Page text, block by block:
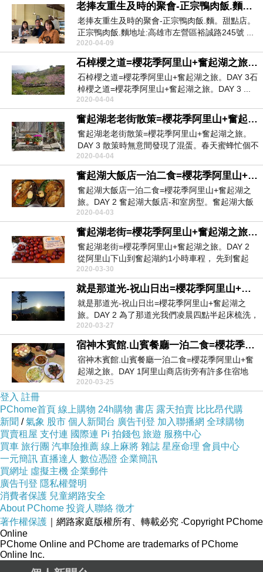
老捧友重生及時的聚會-正宗鴨肉飯.麵。甜點店。
老捧友重生及時的聚會-正宗鴨肉飯.麵。甜點店。
正宗鴨肉飯.麵地址:高雄市左營區裕誠路245號 ...
2020-04-09
石棹櫻之道=櫻花季阿里山+奮起湖之旅。DAY 3
石棹櫻之道=櫻花季阿里山+奮起湖之旅。DAY 3石
棹櫻之道=櫻花季阿里山+奮起湖之旅。DAY 3 ...
2020-04-04
奮起湖老老街散策=櫻花季阿里山+奮起湖之旅。DAY 3
奮起湖老老街散策=櫻花季阿里山+奮起湖之旅。
DAY 3 散策時無意間發現了混蛋。春天蜜蜂忙個不
停。...
2020-04-04
奮起湖大飯店一泊二食=櫻花季阿里山+奮起湖之旅。DAY 2
奮起湖大飯店一泊二食=櫻花季阿里山+奮起湖之
旅。DAY 2 奮起湖大飯店-和室房型。奮起湖大飯
店和...
2020-04-03
奮起湖老街=櫻花季阿里山+奮起湖之旅。DAY 2
奮起湖老街=櫻花季阿里山+奮起湖之旅。DAY 2
從阿里山下山到奮起湖約1小時車程， 先到奮起
湖...
2020-03-30
就是那道光-祝山日出=櫻花季阿里山+奮起湖之旅。DAY 2
就是那道光-祝山日出=櫻花季阿里山+奮起湖之
旅。DAY 2 為了那道光我們凌晨四點半起床梳洗，
...
2020-03-27
宿神木賓館.山賓餐廳一泊二食=櫻花季阿里山+奮起湖之旅。DAY 1
宿神木賓館.山賓餐廳一泊二食=櫻花季阿里山+奮
起湖之旅。DAY 1阿里山商店街旁有許多住宿地
點。今日...
2020-03-25
登入 註冊
PChome首頁 線上購物 24h購物 書店 露天拍賣 比比昂代購
新聞 /氣象 股市 個人新聞台 廣告刊登 加入聯播網 全球購物
買賣租屋 支付連 國際連 Pi 拍錢包 旅遊 服務中心
買車 旅行團 汽車險推薦 線上麻將 雜誌 星座命理 會員中心
一元簡訊 直播達人 數位憑證 企業簡訊
買網址 虛擬主機 企業郵件
廣告刊登 隱私權聲明
消費者保護 兒童網路安全
About PChome 投資人聯絡 徵才
著作權保護 ｜網路家庭版權所有、轉載必究 ‧Copyright PChome
Online
PChome Online and PChome are trademarks of PChome
Online Inc.